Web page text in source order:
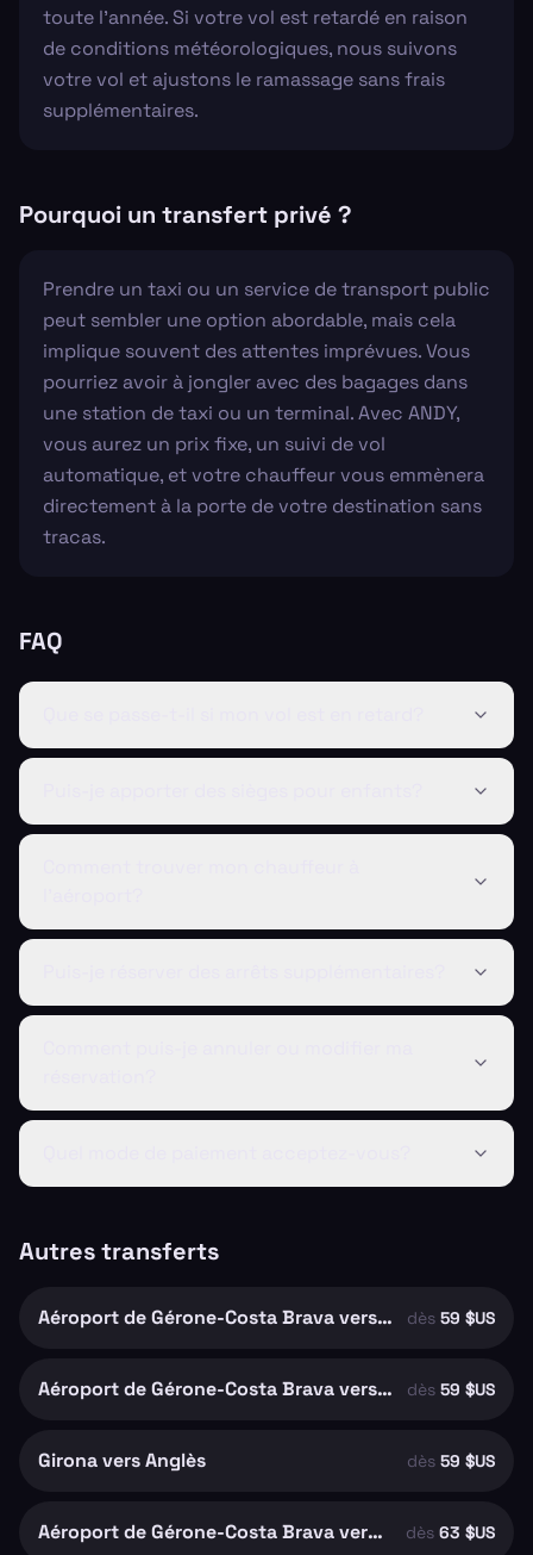
toute l'année. Si votre vol est retardé en raison
de conditions météorologiques, nous suivons
votre vol et ajustons le ramassage sans frais
supplémentaires.
Pourquoi un transfert privé ?
Prendre un taxi ou un service de transport public
peut sembler une option abordable, mais cela
implique souvent des attentes imprévues. Vous
pourriez avoir à jongler avec des bagages dans
une station de taxi ou un terminal. Avec ANDY,
vous aurez un prix fixe, un suivi de vol
automatique, et votre chauffeur vous emmènera
directement à la porte de votre destination sans
tracas.
FAQ
Autres transferts
Aéroport de Gérone-Costa Brava vers Riudellots de la Selva dès 59 $US
Aéroport de Gérone-Costa Brava vers Girona dès 59 $US
Girona vers Anglès dès 59 $US
Aéroport de Gérone-Costa Brava vers Santa Coloma de Farners dès 63 $US